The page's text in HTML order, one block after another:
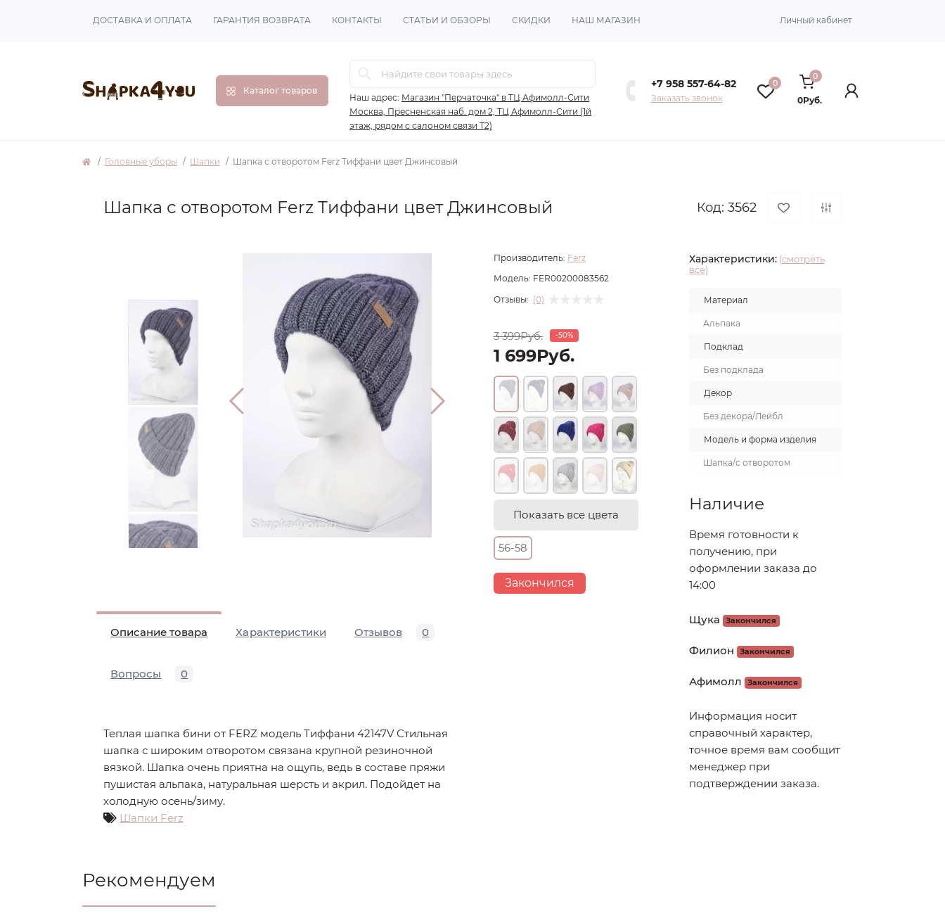
ДОСТАВКА И ОПЛАТА ГАРАНТИЯ ВОЗВРАТА КОНТАКТЫ СТАТЬИ И ОБЗОРЫ СКИДКИ НАШ МАГАЗИН Личный кабинет
Каталог товаров
Наш адрес: Магазин "Перчаточка" в ТЦ Афимолл-Сити
Москва, Пресненская наб. дом 2, ТЦ Афимолл-Сити (1й
этаж, рядом с салоном связи Т2)
+7 958 557-64-82
Заказать звонок
0
0
0Руб.
Головные уборы Шапки Шапка с отворотом Ferz Тиффани цвет Джинсовый
Шапка с отворотом Ferz Тиффани цвет Джинсовый Код: 3562
Описание товара Характеристики Отзывов 0
Вопросы 0
Теплая шапка бини от FERZ модель Тиффани 42147V Стильная
шапка с широким отворотом связана крупной резиночной
вязкой. Шапка очень приятна на ощупь, ведь в составе пряжи
пушистая альпака, натуральная шерсть и акрил. Подойдет на
холодную осень/зиму.
Шапки Ferz
Производитель: Ferz
Модель: FER00200083562
Отзывы: (0)
3 399Руб. -50%
1 699Руб.
Показать все цвета
56-58
Закончился
Характеристики: (смотреть
все)
Материал
Альпака
Подклад
Без подклада
Декор
Без декора/Лейбл
Модель и форма изделия
Шапка/с отворотом
Наличие
Время готовности к
получению, при
оформлении заказа до
14:00
Щука Закончился
Филион Закончился
Афимолл Закончился
Информация носит
справочный характер,
точное время вам сообщит
менеджер при
подтверждении заказа.
Рекомендуем